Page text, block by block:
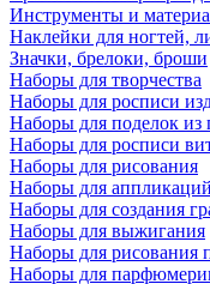
Инструменты и
Наклейки для ногтей,
Значки, брелоки, броши
Наборы для творчества
Наборы для росписи
Наборы для поделок из
Наборы для росписи
Наборы для рисования
Наборы для
Наборы для создания
Наборы для выжигания
Наборы для рисования
Наборы для